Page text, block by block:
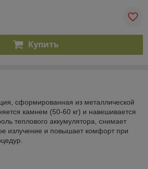
Купить
сформированная из металлической
камнем (50-60 кг) и навешивается
теплового аккумулятора, снимает
излучение и повышает комфорт при